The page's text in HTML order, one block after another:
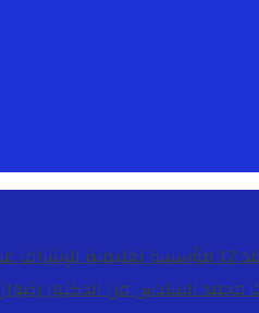
سطات
محمد السادس من الدكتور